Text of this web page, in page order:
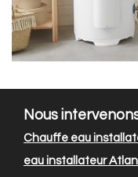
Nous
Chauffe eau
eau installateur